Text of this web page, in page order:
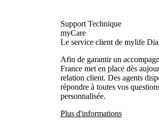
Support Technique
myCare
Le service client de mylife
Afin de garantir un
France met en place dès
relation client. Des agents
répondre à toutes vos
personnalisée.
Plus d'informations